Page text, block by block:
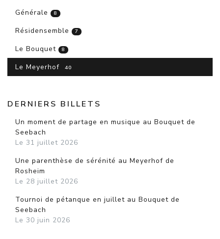
Générale
8
Résidensemble 7
Le Bouquet 8
Le Meyerhof 40
DERNIERS BILLETS
Un moment de partage en musique au Bouquet de
Seebach
Le 31 juillet 2026
Une parenthèse de sérénité au Meyerhof de
Rosheim
Le 28 juillet 2026
Tournoi de pétanque en juillet au Bouquet de
Seebach
Le 30 juin 2026